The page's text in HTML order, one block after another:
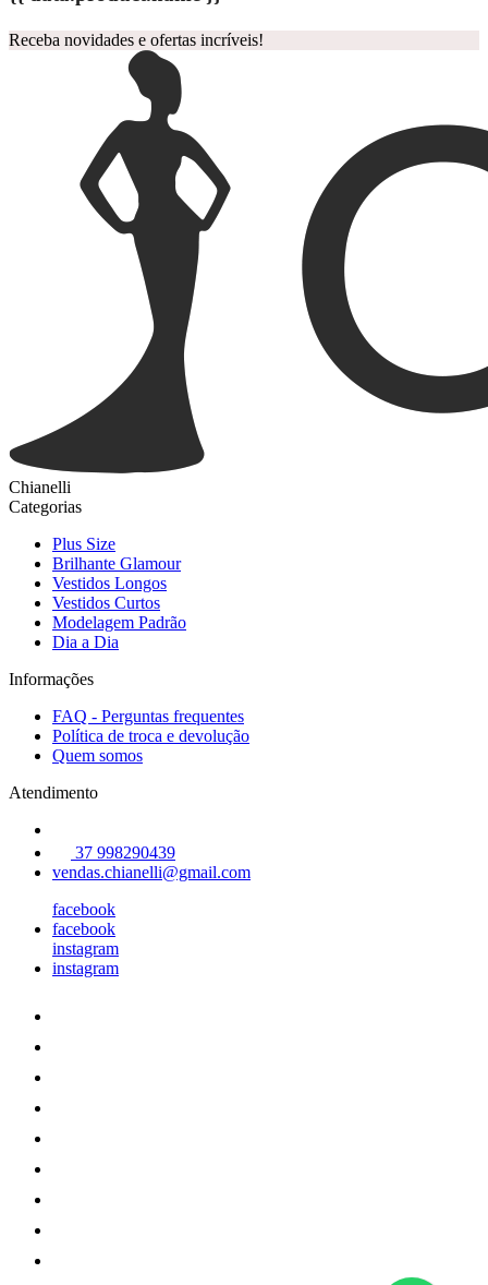
Receba novidades e ofertas incríveis!
Chianelli
Categorias
Plus Size
Brilhante Glamour
Vestidos Longos
Vestidos Curtos
Modelagem Padrão
Dia a Dia
Informações
FAQ - Perguntas frequentes
Política de troca e devolução
Quem somos
Atendimento
37 998290439
vendas.chianelli@gmail.com
facebook
facebook
instagram
instagram